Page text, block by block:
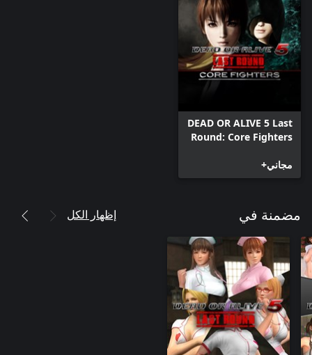
DEAD OR ALIVE 5 Last
Round: Core Fighters
مجاني+
مضمنة في إظهار الكل